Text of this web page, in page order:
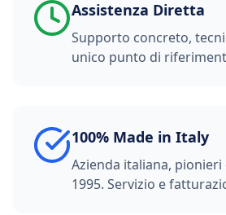
Assistenza Diretta
Supporto concreto,
unico punto di
100% Made in Italy
Azienda italiana,
1995. Servizio e